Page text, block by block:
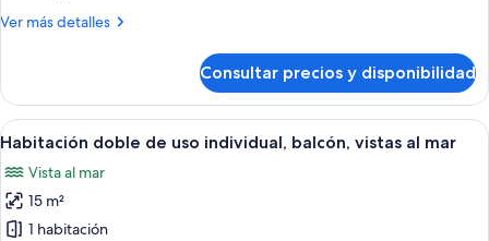
Ver más detalles
Más
estándar
doble
Consultar precios y disponibilidad
Abrir
todas
las
fotos
de
Habitación de hotel moderna con
7
Habitación doble de uso individual, balcón, vistas al mar
Vista al mar
15 m²
1 habitación